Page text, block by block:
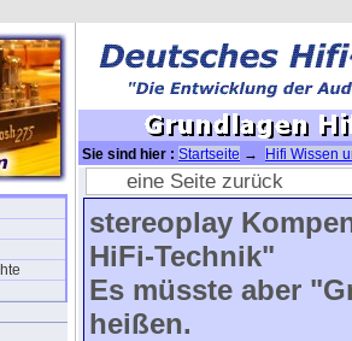
Sie sind hier : Startseite →
Hifi Wissen
Technik 37eine Seite zurück
stereoplay
HiFi-Technik"
Es müsste aber
heißen.